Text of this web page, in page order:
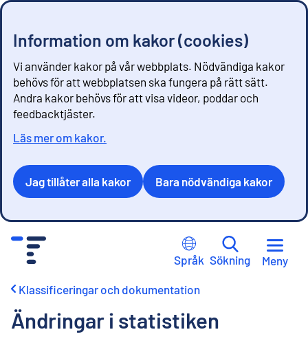
Information om kakor (cookies)
Vi använder kakor på vår webbplats. Nödvändiga kakor
behövs för att webbplatsen ska fungera på rätt sätt.
Andra kakor behövs för att visa videor, poddar och
feedbacktjäster.
Läs mer om kakor.
Jag tillåter alla kakor Bara nödvändiga kakor
Språk Sökning Meny
Klassificeringar och dokumentation
Ändringar i statistiken